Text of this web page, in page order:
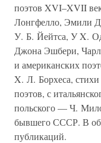
поэтов XVI–XVII
Лонгфелло, Эмили
У. Б. Йейтса, У X.
Джона Эшбери,
и американских
X. Л. Борхеса, стихи
поэтов, с
польского — Ч.
бывшего СССР. В
публикаций.